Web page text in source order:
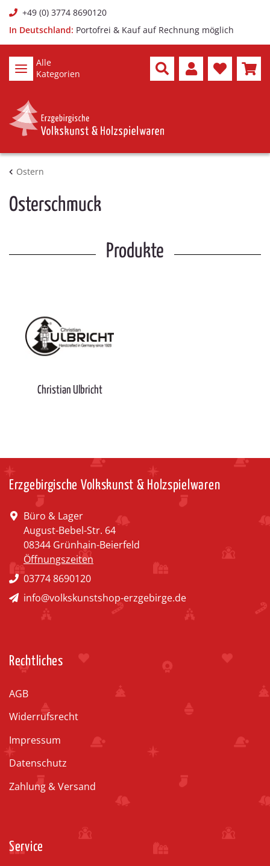
+49 (0) 3774 8690120
In Deutschland: Portofrei & Kauf auf Rechnung möglich
Alle
Kategorien
Ostern
Osterschmuck
Produkte
Christian Ulbricht
Erzgebirgische Volkskunst & Holzspielwaren
Büro & Lager
August-Bebel-Str. 64
08344 Grünhain-Beierfeld
Öffnungszeiten
03774 8690120
info@volkskunstshop-erzgebirge.de
Rechtliches
AGB
Widerrufsrecht
Impressum
Datenschutz
Zahlung & Versand
Service